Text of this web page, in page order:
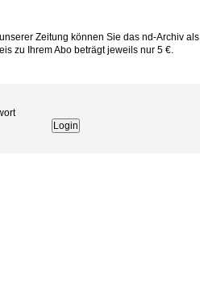
Zeitung können Sie das nd-Archiv als
zu Ihrem Abo beträgt jeweils nur 5 €.